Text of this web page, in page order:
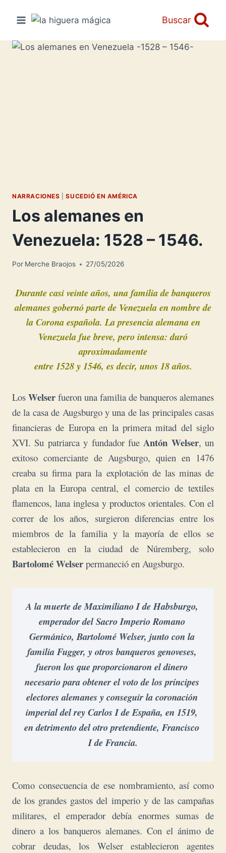
Buscar
NARRACIONES |SUCEDIÓ EN AMÉRICA
Los alemanes en
Venezuela: 1528 – 1546.
Por Merche Braojos 27/05/2026
Durante casi veinte años, una familia de banqueros
alemanes gobernó parte de Venezuela en nombre de
la Corona española. La presencia alemana en
Venezuela fue breve, pero intensa: duró
aproximadamente
entre 1528 y 1546, es decir, unos 18 años.
Los Welser fueron una familia de banqueros alemanes
de la casa de Augsburgo y una de las principales casas
financieras de Europa en la primera mitad del siglo
XVI. Su patriarca y fundador fueAntón Welser, un
exitoso comerciante de Augsburgo, quien en 1476
creaba su firma para la explotación de las minas de
plata en la Europa central, el comercio de textiles
flamencos, lana inglesa y productos orientales. Con el
correr de los años, surgieron diferencias entre los
miembros de la familia y la mayoría de ellos se
establecieron en la ciudad de Núremberg, solo
Bartolomé Welser permaneció en Augsburgo.
A la muerte de Maximiliano I de Habsburgo,
emperador del Sacro Imperio Romano
Germánico, Bartolomé Welser, junto con la
familia Fugger, y otros banqueros genoveses,
fueron los que proporcionaron el dinero
necesario para obtener el voto de los príncipes
electores alemanes y conseguir la coronación
imperial del rey Carlos I de España, en 1519,
en detrimento del otro pretendiente, Francisco
I de Francia.
Como consecuencia de ese nombramiento, así como
de los grandes gastos del imperio y de las campañas
militares, el emperador debía enormes sumas de
dinero a los banqueros alemanes. Con el ánimo de
cobrar deudas, los Welser establecieron agentes